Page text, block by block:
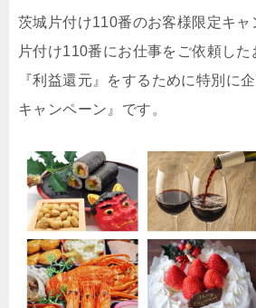
茨城片付け110番のお客様限定キ
片付け110番にお仕事をご依頼した
『利益還元』をするために特別に
キャンペーン』です。